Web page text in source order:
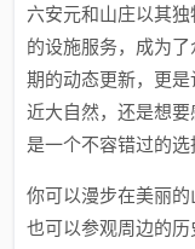
六安元和山庄以其
的设施服务，成为
期的动态更新，更
近大自然，还是想
是一个不容错过的选
你可以漫步在美丽的
也可以参观周边的